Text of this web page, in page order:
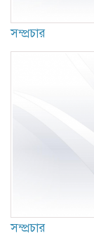
সম্প্রচার
সম্প্রচার